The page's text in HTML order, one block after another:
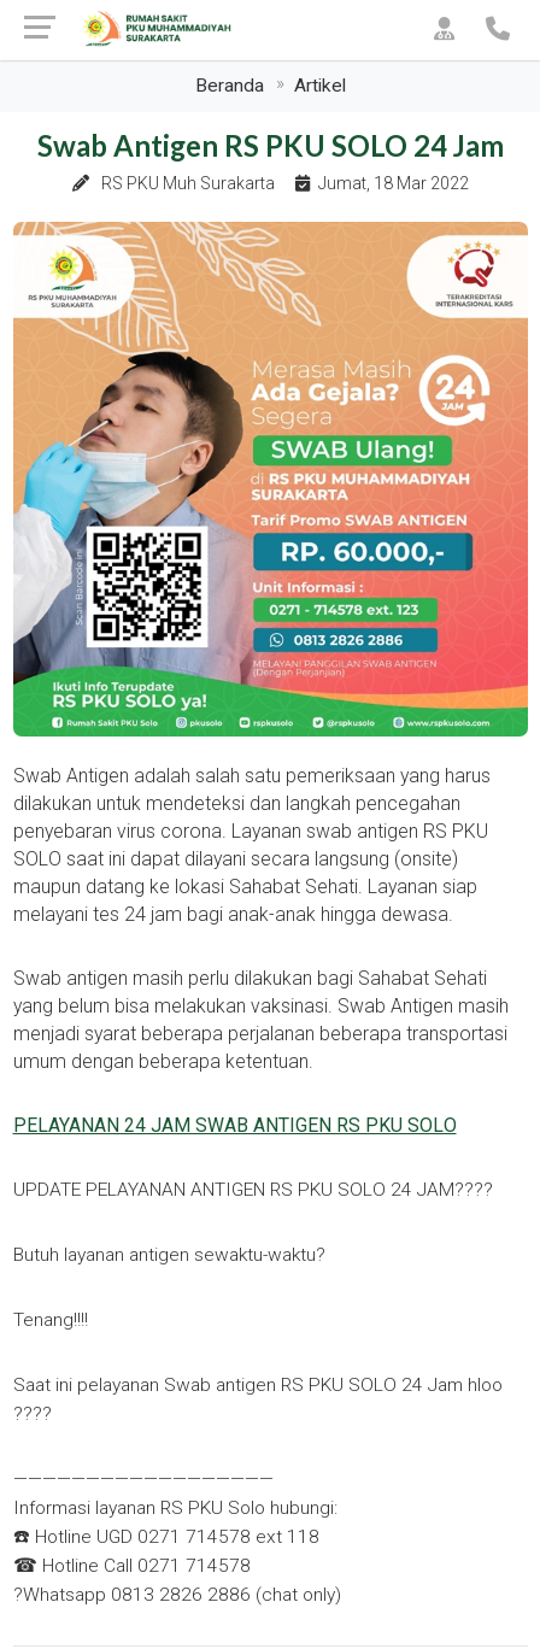
Beranda Artikel
Swab Antigen RS PKU SOLO 24 Jam
RS PKU Muh Surakarta Jumat, 18 Mar 2022
Swab Antigen adalah salah satu pemeriksaan yang harus
dilakukan untuk mendeteksi dan langkah pencegahan
penyebaran virus corona. Layanan swab antigen RS PKU
SOLO saat ini dapat dilayani secara langsung (onsite)
maupun datang ke lokasi Sahabat Sehati. Layanan siap
melayani tes 24 jam bagi anak-anak hingga dewasa.
Swab antigen masih perlu dilakukan bagi Sahabat Sehati
yang belum bisa melakukan vaksinasi. Swab Antigen masih
menjadi syarat beberapa perjalanan beberapa transportasi
umum dengan beberapa ketentuan.
PELAYANAN 24 JAM SWAB ANTIGEN RS PKU SOLO
UPDATE PELAYANAN ANTIGEN RS PKU SOLO 24 JAM????
Butuh layanan antigen sewaktu-waktu?
Tenang!!!!
Saat ini pelayanan Swab antigen RS PKU SOLO 24 Jam hloo
????
——————————————————
Informasi layanan RS PKU Solo hubungi:
☎️ Hotline UGD 0271 714578 ext 118
☎ Hotline Call 0271 714578
?Whatsapp 0813 2826 2886 (chat only)